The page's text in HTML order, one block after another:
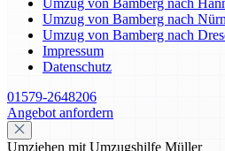
Umzug von Bamberg nach
Umzug von Bamberg nach
Umzug von Bamberg nach
Impressum
Datenschutz
01579-2648206
Angebot anfordern
Umziehen mit Umzugshilfe Müller